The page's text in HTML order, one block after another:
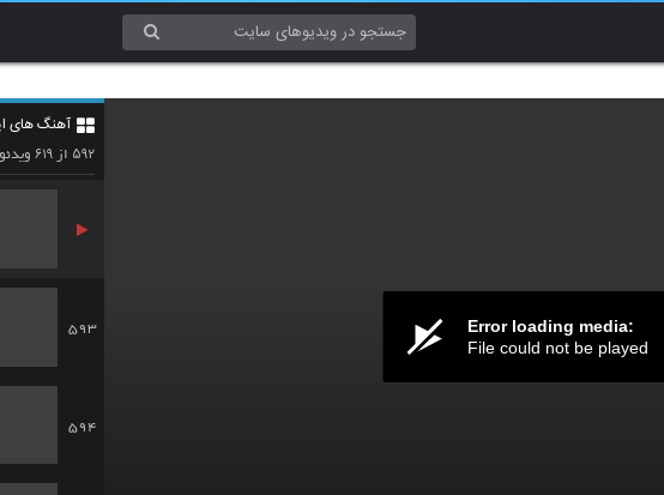
Error loading media:
File could not be played
آهنگ های
۵۹۲ از ۶۱۹ویدئو
591
593
594